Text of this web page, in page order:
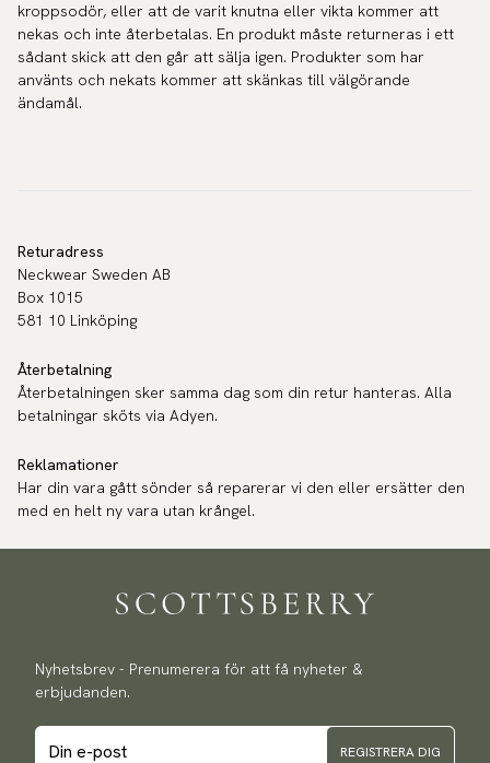
kroppsodör, eller att de varit knutna eller vikta kommer att
nekas och inte återbetalas. En produkt måste returneras i ett
sådant skick att den går att sälja igen. Produkter som har
använts och nekats kommer att skänkas till välgörande
ändamål.
Returadress
Neckwear Sweden AB
Box 1015
581 10 Linköping
Återbetalning
Återbetalningen sker samma dag som din retur hanteras. Alla
betalningar sköts via Adyen.
Reklamationer
Har din vara gått sönder så reparerar vi den eller ersätter den
med en helt ny vara utan krångel.
Nyhetsbrev - Prenumerera för att få nyheter &
erbjudanden.
REGISTRERA DIG